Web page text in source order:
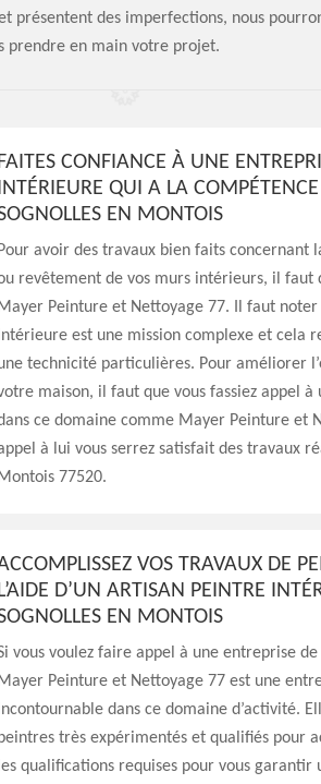
présentent des imperfections, nous
prendre en main votre projet.
CONFIANCE À UNE
QUI A LA
EN MONTOIS
Pour avoir des travaux bien faits concernant
revêtement de vos murs intérieurs, il faut
Mayer Peinture et Nettoyage 77. Il faut
est une mission complexe et cela
technicité particulières. Pour améliorer
maison, il faut que vous fassiez appel à
ce domaine comme Mayer Peinture et
à lui vous serrez satisfait des travaux
Montois 77520.
VOS TRAVAUX DE
D’UN ARTISAN PEINTRE
EN MONTOIS
vous voulez faire appel à une entreprise
Mayer Peinture et Nettoyage 77 est une
dans ce domaine d’activité.
très expérimentés et qualifiés pour
les qualifications requises pour vous